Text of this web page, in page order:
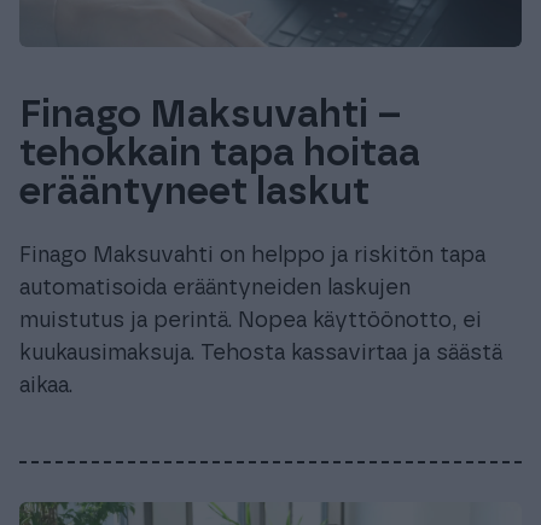
Finago Maksuvahti –
tehokkain tapa hoitaa
erääntyneet laskut
Finago Maksuvahti on helppo ja riskitön tapa
automatisoida erääntyneiden laskujen
muistutus ja perintä. Nopea käyttöönotto, ei
kuukausimaksuja. Tehosta kassavirtaa ja säästä
aikaa.